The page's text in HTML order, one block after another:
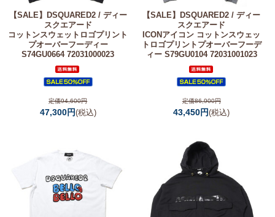
【SALE】 DSQUARED2 / ディー
スクエアード
コットンスウェットロゴプリント
プオーバーフーディー
S74GU0664 72031000023
定価94,600円
47,300円(税込)
【SALE】DSQUARED2 / ディー
スクエアード
ICONアイコン コットンスウェッ
トロゴプリントプオーバーフーデ
ィー S79GU0104 72031001023
定価86,900円
43,450円(税込)